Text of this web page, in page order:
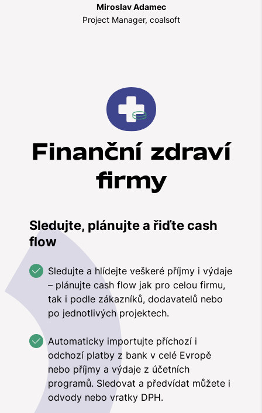
Miroslav Adamec
Project Manager, coalsoft
Finanční zdraví
firmy
Sledujte, plánujte a řiďte cash
flow
Sledujte a hlídejte veškeré příjmy i výdaje
– plánujte cash flow jak pro celou firmu,
tak i podle zákazníků, dodavatelů nebo
po jednotlivých projektech.
Automaticky importujte příchozí i
odchozí platby z bank v celé Evropě
nebo příjmy a výdaje z účetních
programů. Sledovat a předvídat můžete i
odvody nebo vratky DPH.